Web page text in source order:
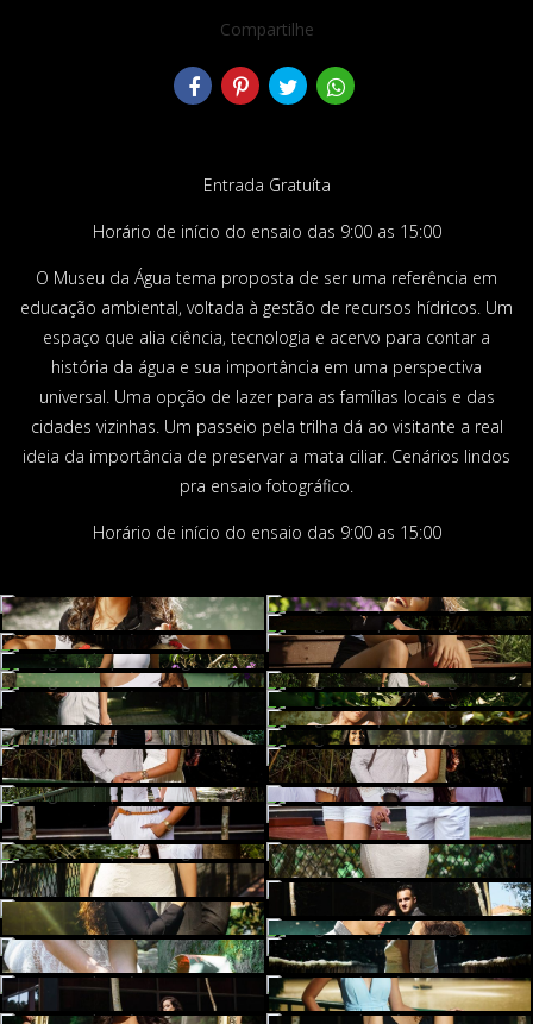
Compartilhe
Entrada Gratuíta
Horário de início do ensaio das 9:00 as 15:00
O Museu da Água tema proposta de ser uma referência em
educação ambiental, voltada à gestão de recursos hídricos. Um
espaço que alia ciência, tecnologia e acervo para contar a
história da água e sua importância em uma perspectiva
universal. Uma opção de lazer para as famílias locais e das
cidades vizinhas. Um passeio pela trilha dá ao visitante a real
ideia da importância de preservar a mata ciliar. Cenários lindos
pra ensaio fotográfico.
Horário de início do ensaio das 9:00 as 15:00